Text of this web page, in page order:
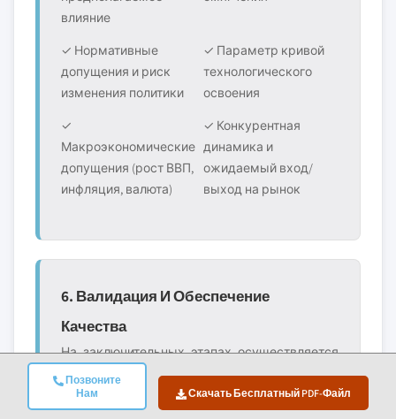
Позвоните
Нам
Скачать Бесплатный PDF-Файл
влияние
✓ Нормативные
допущения и риск
изменения политики
✓ Параметр кривой
технологического
освоения
✓
Макроэкономические
допущения (рост ВВП,
инфляция, валюта)
✓ Конкурентная
динамика и
ожидаемый вход/
выход на рынок
6. Валидация И Обеспечение
Качества
На заключительных этапах осуществляется
человеческая валидация, в рамках которой
эксперты в области вручную проверяют
отфильтрованные данные для выявления